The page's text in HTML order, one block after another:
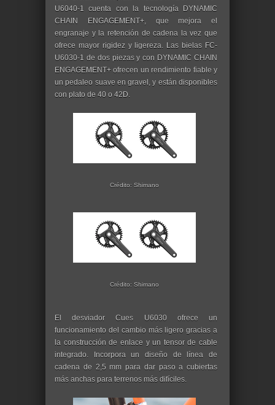
U6040-1 cuenta con la tecnología DYNAMIC
CHAIN ENGAGEMENT+, que mejora el
engranaje y la retención de cadena la vez que
ofrece mayor rigidez y ligereza. Las bielas FC-
U6030-1 de dos piezas y con DYNAMIC CHAIN
ENGAGEMENT+ ofrecen un rendimiento fiable y
un pedaleo suave en gravel, y están disponibles
con plato de 40 o 42D.
Crédito: Shimano
Crédito: Shimano
El desviador Cues U6030 ofrece un
funcionamiento del cambio más ligero gracias a
la construcción de enlace y un tensor de cable
integrado. Incorpora un diseño de línea de
cadena de 2,5 mm para dar paso a cubiertas
más anchas para terrenos más difíciles.